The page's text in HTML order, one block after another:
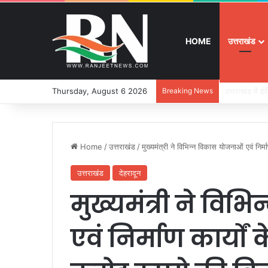
HOME उत्तराखंड
Thursday, August 6 2026 Breaking News
Home /उत्तराखंड /मुख्यमंत्री ने विभिन्न विकास योजनाओं एवं
उत्तराखंड देहरादून
मुख्यमंत्री ने
एवं निर्माण कार्यों